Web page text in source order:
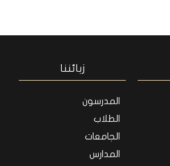
زبائننا
المدرسون
الطلاب
الجامعات
المدارس